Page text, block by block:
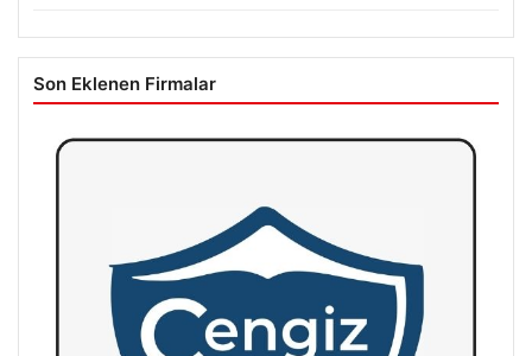
Son Eklenen Firmalar